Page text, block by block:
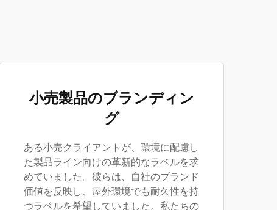
小売製品のブランディン
グ
ある小売クライアントが、環境に配慮し
た製品ライン向けの革新的なラベルを求
めていました。彼らは、自社のブランド
価値を反映し、屋外環境でも耐久性を持
つラベルを希望していました。私たちの